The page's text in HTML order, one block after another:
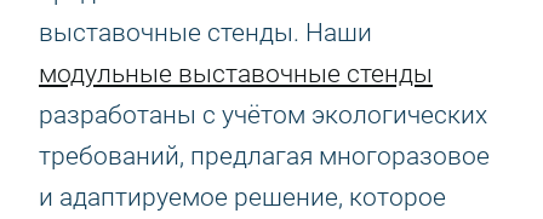
выставочные стенды. Наши
модульные выставочные стенды
разработаны с учётом экологических
требований, предлагая многоразовое
и адаптируемое решение, которое